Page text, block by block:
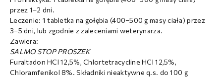
przez 1–2 dni.
Leczenie: 1 tabletka na gołębia (400–500 g masy ciała) przez
3–5 dni, lub zgodnie z zaleceniami weterynarza.
Zawiera:
SALMO STOP PROSZEK
Furaltadon HCl 12,5%, Chlortetracycline HCl 12,5%,
Chloramfenikol 8%. Składniki nieaktywne q.s. do 100 g